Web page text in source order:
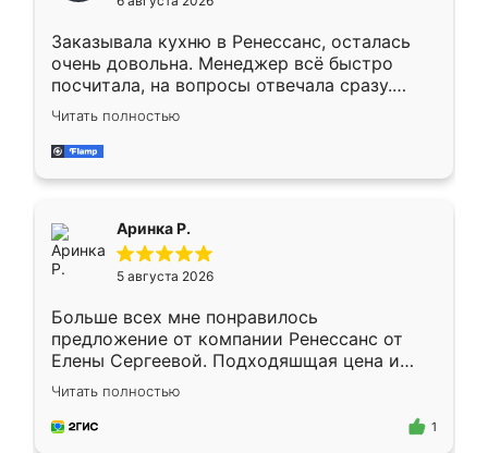
мебели буду заказывать только здесь.
Заказывала кухню в Ренессанс, осталась
очень довольна. Менеджер всё быстро
посчитала, на вопросы отвечала сразу.
Замерщик приехал в субботу, подошёл к
делу со всей ответственностью. Собрали
за день, ребята работали аккуратно, даже
Читать полностью
Аринка Р.
5 августа 2026
Больше всех мне понравилось
предложение от компании Ренессанс от
Елены Сергеевой. Подходяшщая цена и
короткие сроки изготовления. Приехавший
для замера сотрудник Владислав
предложил по моему эскизу самый
Читать полностью
1